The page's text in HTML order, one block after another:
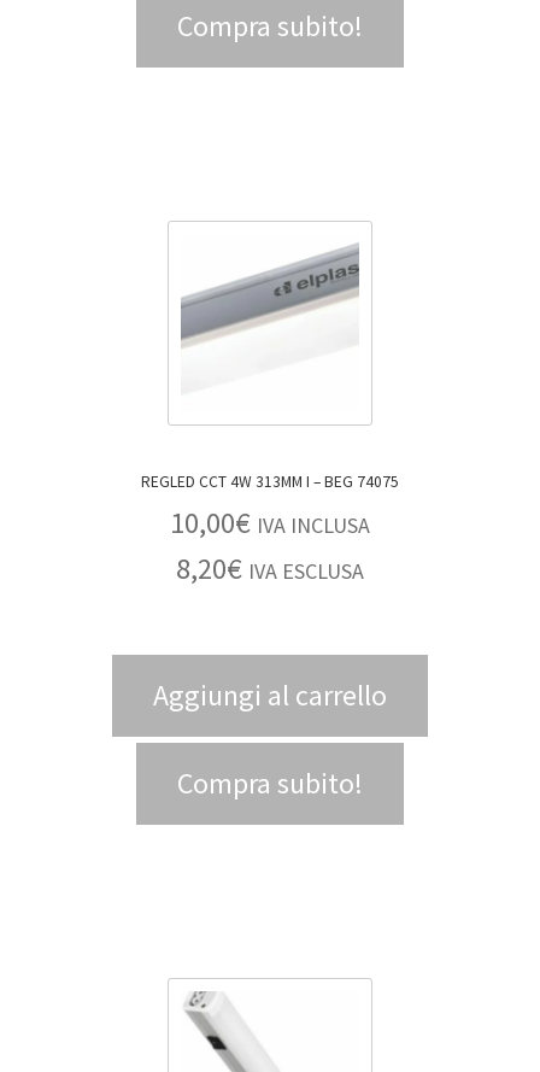
Compra subito!
REGLED CCT 4W 313MM I – BEG 74075
10,00€ IVA INCLUSA
8,20€ IVA ESCLUSA
Aggiungi al carrello
Compra subito!